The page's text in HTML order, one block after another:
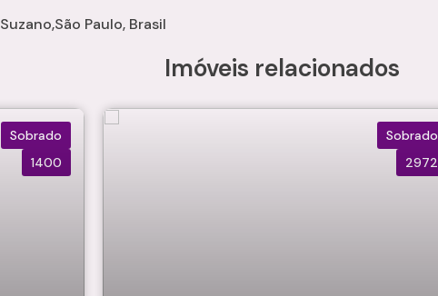
Suzano São Paulo, Brasil
Imóveis relacionados
Sobrado
1400
Sobrado
2972